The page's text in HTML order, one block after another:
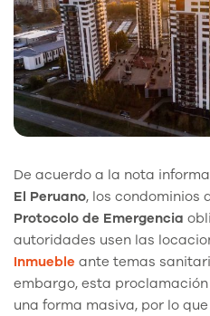
De acuerdo a la nota
El Peruano, los condominios
Protocolo de Emergencia
autoridades usen las
Inmueble ante temas
embargo, esta
una forma masiva, por lo